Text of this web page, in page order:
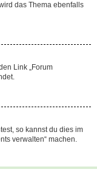
das Thema ebenfalls
Link „Forum
so kannst du dies im
verwalten“ machen.